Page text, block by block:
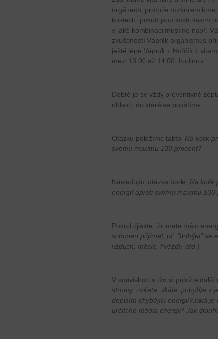
orgánech, protože rozborem
kostech, pokud jsou kosti naším
v jaké kombinaci musíme např.
zkušeností Vápník organismus
ještě lépe Vápník + Hořčík +
mezi 13.00 až 14.00. hodinou.
Dobré je se vždy preventivně
oblasti, do které se pouštíme.
Otázku položíme takto: Na kolik
svému maximu 100 procent?
Následující otázka bude: Na kolik
energií oproti svému maximu 100
Pokud zjistíte, že máte málo
schopen přijímat, př. "dobíjet" se
vzduch, měsíc, hvězdy, atd.).
V souvislosti s tím si položte
stromy, zvířata, skála, pohyb)a v
doplním chybějící energii?Jaká
určitého média energii? Jak